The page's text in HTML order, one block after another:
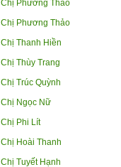
Chị Phương Thảo
Chị Phương Thảo
Chị Thanh Hiền
Chị Thùy Trang
Chị Trúc Quỳnh
Chị Ngọc Nữ
Chị Phi Lít
Chị Hoài Thanh
Chị Tuyết Hạnh